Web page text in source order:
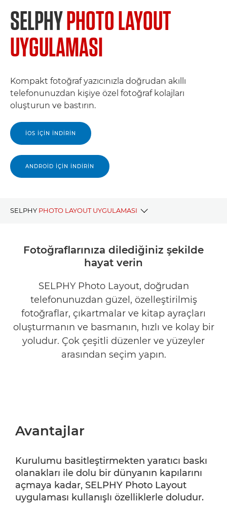
SELPHYPHOTO LAYOUT
UYGULAMASI
Kompakt fotoğraf yazıcınızla doğrudan akıllı
telefonunuzdan kişiye özel fotoğraf kolajları
oluşturun ve bastırın.
IOS İÇİN İNDİRİN
ANDROİD İÇİN İNDİRİN
SELPHY PHOTO LAYOUT UYGULAMASI
UYUMLULUK
Fotoğraflarınıza dilediğiniz şekilde
hayat verin
SELPHY Photo Layout, doğrudan
telefonunuzdan güzel, özelleştirilmiş
fotoğraflar, çıkartmalar ve kitap ayraçları
oluşturmanın ve basmanın, hızlı ve kolay bir
yoludur. Çok çeşitli düzenler ve yüzeyler
arasından seçim yapın.
Avantajlar
Kurulumu basitleştirmekten yaratıcı baskı
olanakları ile dolu bir dünyanın kapılarını
açmaya kadar, SELPHY Photo Layout
uygulaması kullanışlı özelliklerle doludur.